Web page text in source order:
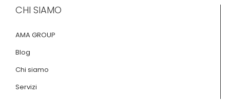
CHI SIAMO
AMA GROUP
Blog
Chi siamo
Servizi